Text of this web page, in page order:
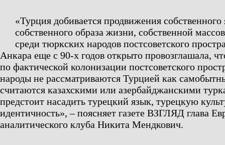
«Турция добивается продвижения собственного
собственного образа жизни, собственной
среди тюркских народов постсоветского
Анкара еще с 90-х годов открыто провозглашала,
по фактической колонизации постсоветского
народы не рассматриваются Турцией как
считаются казахскими или азербайджанскими
предстоит насадить турецкий язык, турецкую
идентичность», – поясняет газете ВЗГЛЯД глава
аналитического клуба Никита Мендкович.